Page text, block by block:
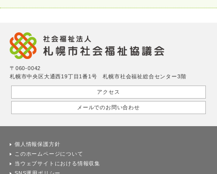
〒060-0042
札幌市中央区大通西19丁目1番1号 札幌市社会福祉総合センター3階
アクセス
メールでのお問い合わせ
個人情報保護方針
このホームページについて
当ウェブサイトにおける情報収集